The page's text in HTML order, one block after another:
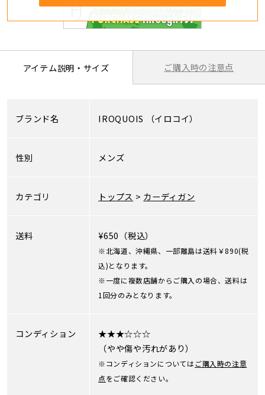
アイテム説明・サイズ ご購入時の注意点
ブランド名 IROQUOIS （イロコイ）
性別 メンズ
カテゴリ トップス > カーディガン
送料 ¥650（税込）
※北海道、沖縄県、一部離島は送料￥890(税
込)となります。
※一度に複数店舗からご購入の場合、送料は
1回分のみとなります。
コンディション
★★★☆☆☆
（やや傷や汚れがあり）
※コンディションについてはご購入時の注意
点をご確認ください。